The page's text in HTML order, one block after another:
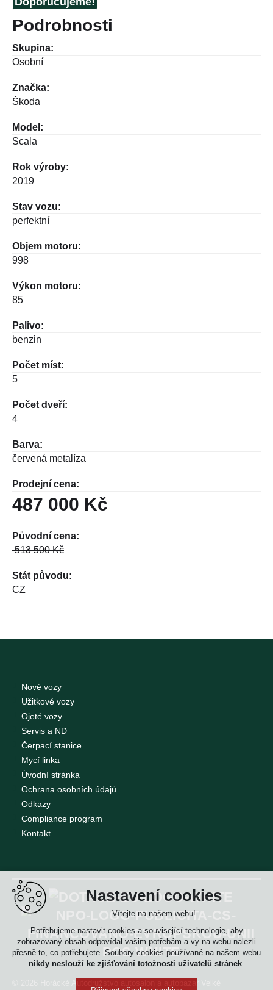
Podrobnosti
Skupina:
Osobní
Značka:
Škoda
Model:
Scala
Rok výroby:
2019
Stav vozu:
perfektní
Objem motoru:
998
Výkon motoru:
85
Palivo:
benzin
Počet míst:
5
Počet dveří:
4
Barva:
červená metalíza
Prodejní cena:
487 000 Kč
Původní cena:
513 500Kč
Stát původu:
CZ
Nové vozy
Užitkové vozy
Ojeté vozy
Servis a ND
Čerpací stanice
Mycí linka
Úvodní stránka
Ochrana osobních údajů
Odkazy
Compliance program
Kontakt
Nastavení cookies
Vítejte na našem webu!
Potřebujeme nastavit cookies a související technologie, aby
zobrazovaný obsah odpovídal vašim potřebám a vy na webu nalezli
přesně to, co potřebujete. Soubory cookies používané na našem webu
nikdy neslouží ke zjišťování totožnosti uživatelů stránek.